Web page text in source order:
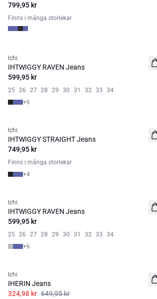
799,95 kr
Finns i många storlekar
BASIC
Ichi
IHTWIGGY RAVEN Jeans
599,95 kr
25 26 27 28 29 30 31 32 33
34
+6
BASIC
Ichi
IHTWIGGY STRAIGHT Jeans
749,95 kr
Finns i många storlekar
+4
BASIC
Ichi
IHTWIGGY RAVEN Jeans
599,95 kr
25 26 27 28 29 30 31 32 33
34
+6
BASIC
Ichi
IHERIN Jeans
324,98 kr 649,95 kr